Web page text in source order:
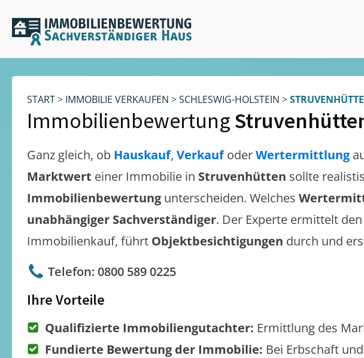
START> IMMOBILIE VERKAUFEN >SCHLESWIG-HOLSTEIN >
Immobilienbewertung
Ganz gleich, ob Hauskauf, VerkaufoderWertermittlung
Marktwert einer Immobilie in Struvenhütten sollte
Immobilienbewertung unterscheiden. Welches
unabhängiger Sachverständiger. Der Experte ermittelt
Immobilienkauf, führt Objektbesichtigungen durch und
Telefon: 0800 589 0225
Ihre Vorteile
Qualifizierte Immobiliengutachter: Ermittlung des
Fundierte Bewertung der Immobilie: Bei Erbschaft